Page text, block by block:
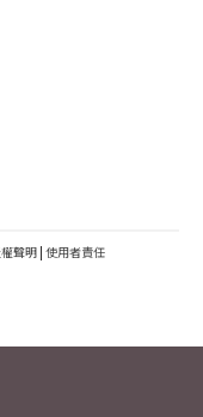
聲明 | 使用者責任